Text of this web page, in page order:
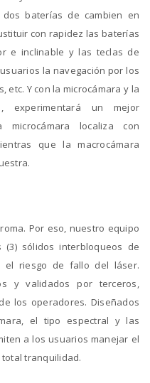
baterías de cambien en
con rapidez las baterías
e inclinable y las teclas de
la navegación por los
etc. Y con la microcámara y la
experimentará un mejor
microcámara localiza con
que la macrocámara
Por eso, nuestro equipo
sólidos interbloqueos de
el riesgo de fallo del láser.
y validados por terceros,
los operadores. Diseñados
el tipo espectral y las
a los usuarios manejar el
tranquilidad.